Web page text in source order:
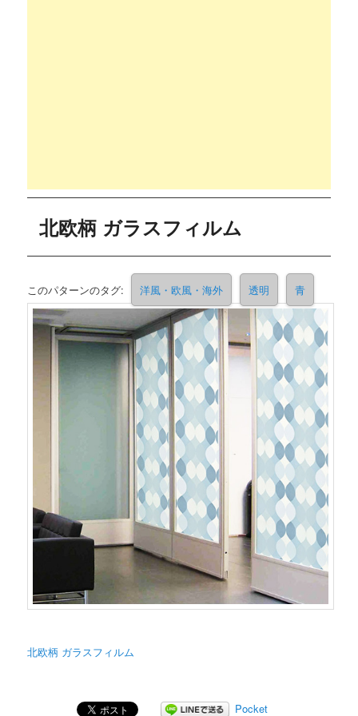
北欧柄 ガラスフィルム
このパターンのタグ: 洋風・欧風・海外 透明 青
北欧柄 ガラスフィルム
Pocket